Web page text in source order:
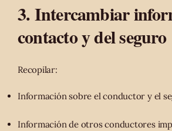
3. Intercambiar
contacto y del seguro
Recopilar:
Información sobre el conductor y el
Información de otros conductores